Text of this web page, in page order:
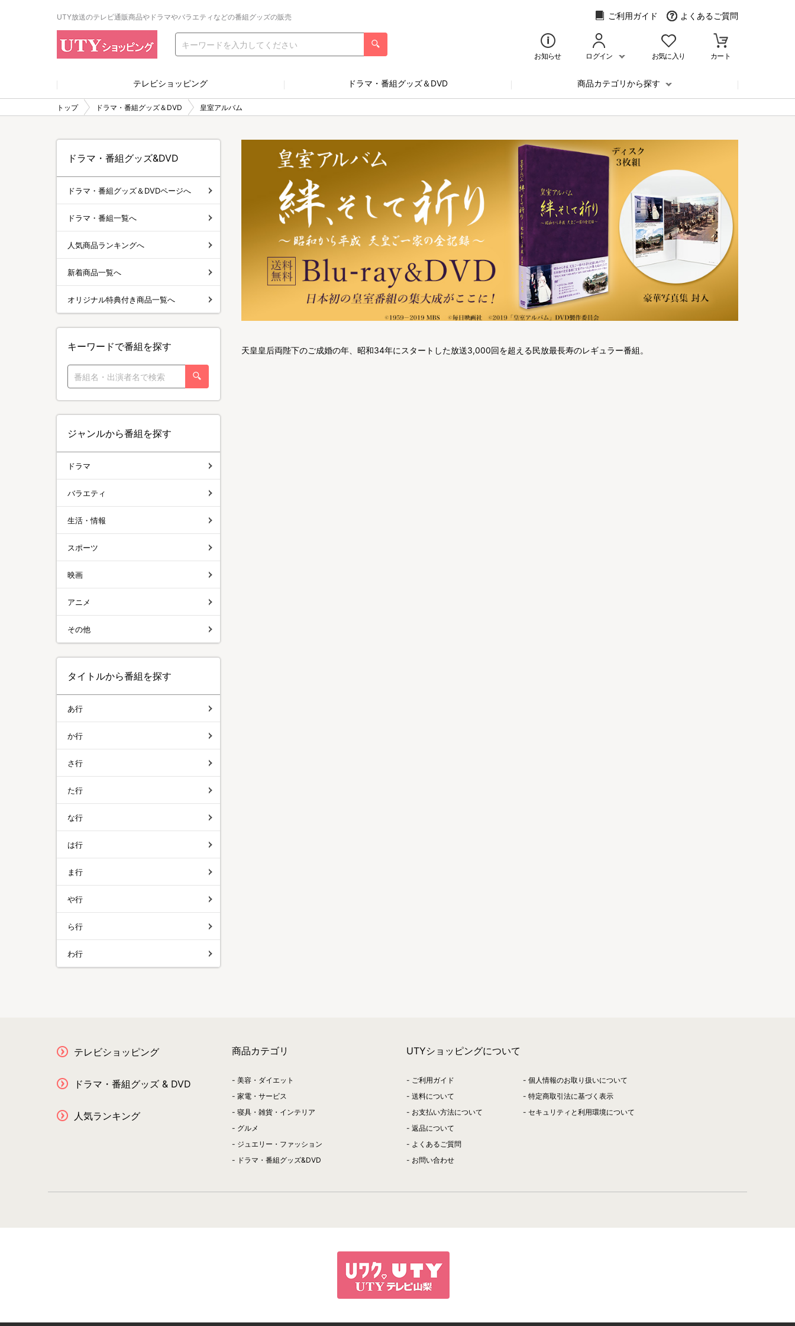
UTY放送のテレビ通販商品やドラマやバラエティなどの番組グッズの販売 ご利用ガイド よくあるご質問
お知らせ ログイン お気に入り カート
テレビショッピング ドラマ・番組グッズ＆DVD 商品カテゴリから探す
トップ ドラマ・番組グッズ＆DVD 皇室アルバム
天皇皇后両陛下のご成婚の年、昭和34年にスタートした放送3,000回を超える民放最長寿のレギュラー番組。
ドラマ・番組グッズ&DVD
ドラマ・番組グッズ＆DVDページへ
ドラマ・番組一覧へ
人気商品ランキングへ
新着商品一覧へ
オリジナル特典付き商品一覧へ
キーワードで番組を探す
ジャンルから番組を探す
ドラマ
バラエティ
生活・情報
スポーツ
映画
アニメ
その他
タイトルから番組を探す
あ行
か行
さ行
た行
な行
は行
ま行
や行
ら行
わ行
テレビショッピング
ドラマ・番組グッズ & DVD
人気ランキング
商品カテゴリ
美容・ダイエット
家電・サービス
寝具・雑貨・インテリア
グルメ
ジュエリー・ファッション
ドラマ・番組グッズ&DVD
UTYショッピングについて
ご利用ガイド
送料について
お支払い方法について
返品について
よくあるご質問
お問い合わせ
個人情報のお取り扱いについて
特定商取引法に基づく表示
セキュリティと利用環境について